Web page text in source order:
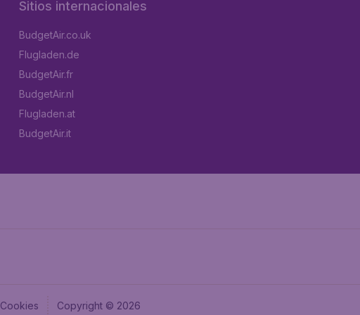
Sitios internacionales
BudgetAir.co.uk
Flugladen.de
BudgetAir.fr
BudgetAir.nl
Flugladen.at
BudgetAir.it
Cookies Copyright © 2026